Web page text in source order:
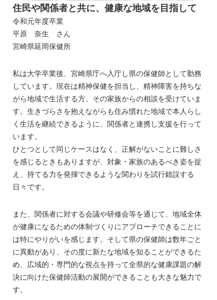
住民や関係者と共に、健康な地域を目指して
令和元年度卒業
平原 奈生 さん
宮崎県延岡保健所
私は大学卒業後、宮崎県庁へ入庁し県の保健師として勤務
しています。現在は精神保健を担当し、精神障害を持ちな
がら地域で生活する方、その家族からの相談を受けていま
す。生きづらさを抱えながらも住み慣れた地域で本人らし
く生活を継続できるように、関係者と連携し支援を行って
います。
ひとつとして同じケースはなく、正解がないことに難しさ
を感じるときもありますが、対象・家族のあるべき姿を捉
え、持てる力を発揮できるような関わりを試行錯誤する
日々です。
また、関係者に対する会議や研修会等を通じて、地域全体
が健康になるための体制づくりにアプローチできることに
は特にやりがいを感じます。そして県の保健師は数年ごと
に異動があり、その度に新たな地域を知ることができるた
め、広域的・専門的な視点を持って全県的な健康課題の解
決に向けた保健師活動の展開ができることも大きな魅力で
す。